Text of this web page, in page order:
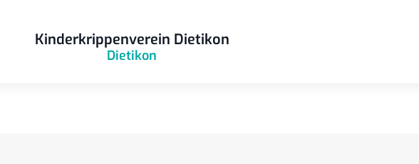
Kinderkrippenverein Dietikon
Dietikon